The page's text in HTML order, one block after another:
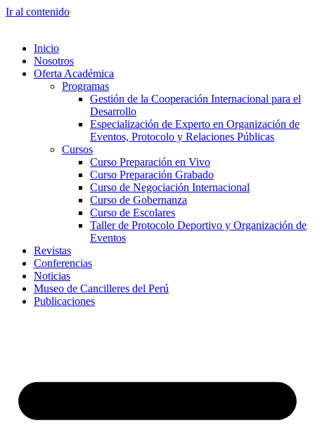
Ir al contenido
Inicio
Nosotros
Oferta Académica
Programas
Gestión de la Cooperación Internacional para el
Desarrollo
Especialización de Experto en Organización de
Eventos, Protocolo y Relaciones Públicas
Cursos
Curso Preparación en Vivo
Curso Preparación Grabado
Curso de Negociación Internacional
Curso de Gobernanza
Curso de Escolares
Taller de Protocolo Deportivo y Organización de
Eventos
Revistas
Conferencias
Noticias
Museo de Cancilleres del Perú
Publicaciones